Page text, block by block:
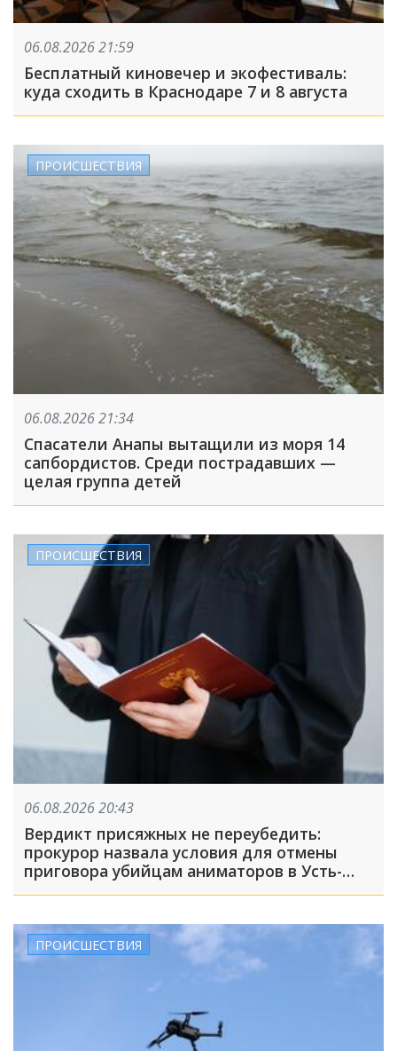
06.08.2026 21:59
Бесплатный киновечер и экофестиваль:
куда сходить в Краснодаре 7 и 8 августа
ПРОИСШЕСТВИЯ
06.08.2026 21:34
Спасатели Анапы вытащили из моря 14
сапбордистов. Среди пострадавших —
целая группа детей
ПРОИСШЕСТВИЯ
06.08.2026 20:43
Вердикт присяжных не переубедить:
прокурор назвала условия для отмены
приговора убийцам аниматоров в Усть-
Лабинске
ПРОИСШЕСТВИЯ